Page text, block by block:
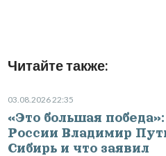
Читайте также:
03.08.2026 22:35
«Это большая
России Владимир
Сибирь и что заявил